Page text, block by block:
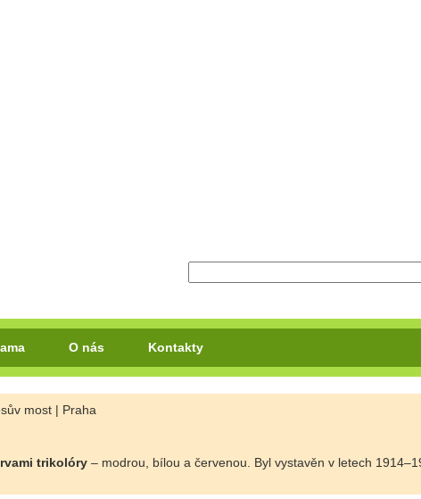
O nás Kontakty
most | Praha
trikolóry– modrou, bílou a červenou. Byl vystavěn v letech